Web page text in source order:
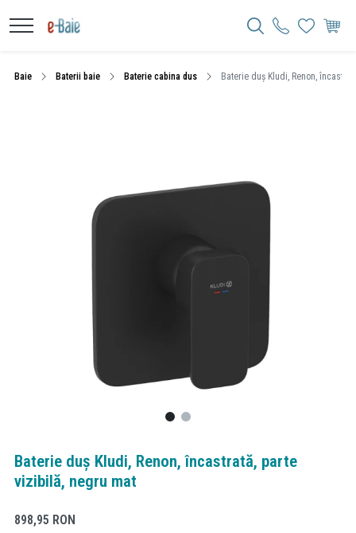
Baie Baterii baie Baterie cabina dus Baterie duș Kludi, Renon,
Baterie duș Kludi, Renon, încastrată, parte
vizibilă, negru mat
898,95 RON